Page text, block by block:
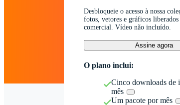
Desbloqueie o acesso à nossa
fotos, vetores e gráficos liberados
comercial. Vídeo não incluído.
Assine agora
O plano inclui:
Cinco downloads de
mês
Um pacote por mês